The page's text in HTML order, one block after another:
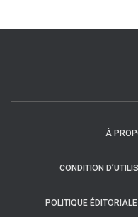
À
CONDITION
POLITIQUE ÉDITORIALE